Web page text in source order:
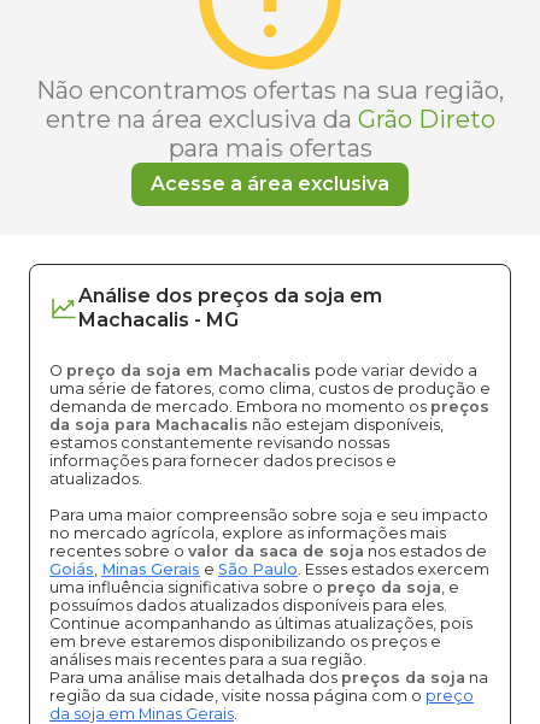
Não encontramos ofertas na sua região,
entre na área exclusiva da Grão Direto
para mais ofertas
Acesse a área exclusiva
Análise dos preços da soja em
Machacalis - MG
O preço da soja em Machacalis pode variar devido a
uma série de fatores, como clima, custos de produção e
demanda de mercado. Embora no momento os preços
da soja para Machacalis não estejam disponíveis,
estamos constantemente revisando nossas
informações para fornecer dados precisos e
atualizados.
Para uma maior compreensão sobre soja e seu impacto
no mercado agrícola, explore as informações mais
recentes sobre o valor da saca de soja nos estados de
Goiás, Minas Gerais e São Paulo. Esses estados exercem
uma influência significativa sobre o preço da soja, e
possuímos dados atualizados disponíveis para eles.
Continue acompanhando as últimas atualizações, pois
em breve estaremos disponibilizando os preços e
análises mais recentes para a sua região.
Para uma análise mais detalhada dos preços da soja na
região da sua cidade, visite nossa página com o preço
da soja em Minas Gerais.